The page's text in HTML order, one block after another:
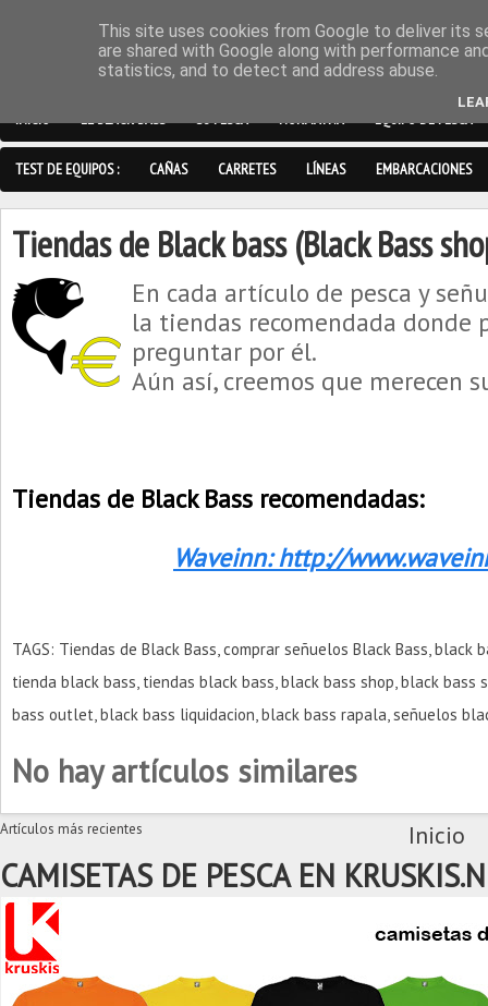
INICIO EL BLACK BASS SU PESCA NORMATIVA EQUIPO DE PESCA
TEST DE EQUIPOS : CAÑAS CARRETES LÍNEAS EMBARCACIONES
Tiendas de Black bass (Black Bass
En cada artículo de pesca y
la tiendas recomendada donde
preguntar por él.
Aún así, creemos que merecen
Tiendas de Black Bass recomendadas:
Waveinn: http://
TAGS: Tiendas de Black Bass, comprar señuelos Black Bass, black
tienda black bass, tiendas black bass, black bass shop, black bass
bass outlet, black bass liquidacion, black bass rapala, señuelos
No hay artículos similares
Artículos más recientes Inicio
CAMISETAS DE PESCA EN
This site uses cookies from Google to deliver its
are shared with Google along with performance
statistics, and to detect and address abuse.